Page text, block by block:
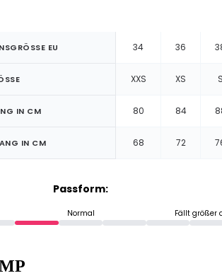
EU 34 36
XXS XS
IN CM 80 84
IN CM 68 72
Passform:
Normal Fällt größer